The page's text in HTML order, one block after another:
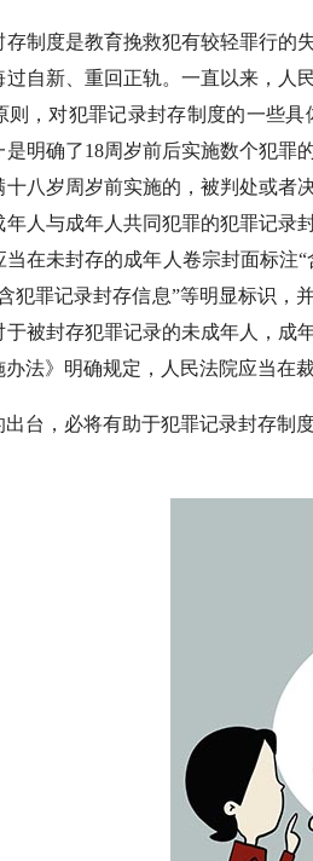
度是教育挽救犯有较轻罪行的失
自新、重回正轨。一直以来，人
则，对犯罪记录封存制度的一些
明确了18周岁前后实施数个犯
八岁周岁前实施的，被判处或者
人与成年人共同犯罪的犯罪记录
在未封存的成年人卷宗封面标注
犯罪记录封存信息”等明显标识，
被封存犯罪记录的未成年人，成
法》明确规定，人民法院应当在
，必将有助于犯罪记录封存制度